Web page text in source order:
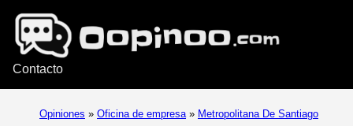
Contacto
Opiniones » Oficina de empresa » Metropolitana De Santiago